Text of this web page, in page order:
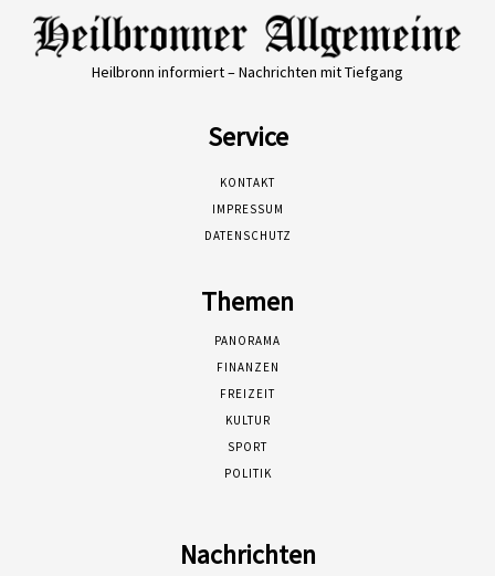
Heilbronn informiert – Nachrichten mit Tiefgang
Service
KONTAKT
IMPRESSUM
DATENSCHUTZ
Themen
PANORAMA
FINANZEN
FREIZEIT
KULTUR
SPORT
POLITIK
Nachrichten